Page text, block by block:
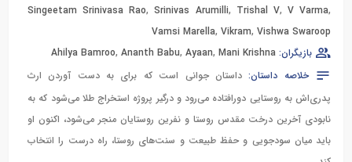
Singeetam Srinivasa Rao,Srinivas Arumilli, Trishal V, V Varma,
Vamsi Marella, Vikram, Vishwa Swaroop
بازیگران:
Ahilya Bamroo, Ananth Babu, Ayaan, Mani Krishna
خلاصه داستان:داستان جوانی است که برای به دست آوردن ارث
پدری‌اش به روستایی دورافتاده می‌رود و درگیر پروژه استخراج طلا می‌شود که به
نابودی آخرین درخت مقدس روستا و نفرین روستایان منجر می‌شود، اکنون او
باید میان سودجویی و حفظ طبیعت و سنت‌های روستا، راه درست را انتخاب